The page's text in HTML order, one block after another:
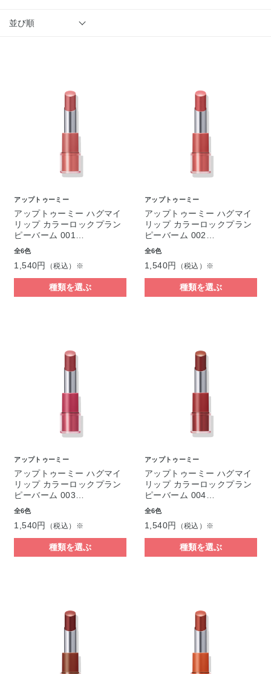
並び順
アップトゥーミー
アップトゥーミー ハグマイ
リップ カラーロックプラン
ピーバーム 001…
全6色
1,540円 （税込）※
種類を選ぶ
アップトゥーミー
アップトゥーミー ハグマイ
リップ カラーロックプラン
ピーバーム 002…
全6色
1,540円 （税込）※
種類を選ぶ
アップトゥーミー
アップトゥーミー ハグマイ
リップ カラーロックプラン
ピーバーム 003…
全6色
1,540円 （税込）※
種類を選ぶ
アップトゥーミー
アップトゥーミー ハグマイ
リップ カラーロックプラン
ピーバーム 004…
全6色
1,540円 （税込）※
種類を選ぶ